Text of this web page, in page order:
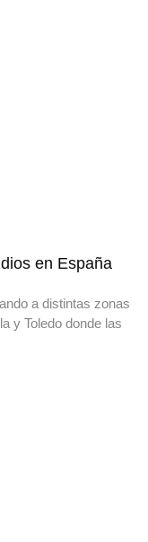
en España
a distintas zonas
y Toledo donde las